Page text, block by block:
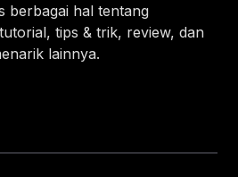
berbagai hal tentang
tips & trik, review, dan
lainnya.